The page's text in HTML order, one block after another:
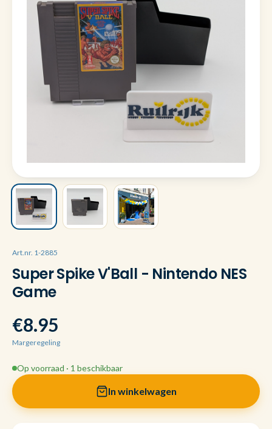
Art.nr. 1-2885
Super Spike V'Ball - Nintendo NES
Game
€8.95
Margeregeling
Op voorraad · 1 beschikbaar
In winkelwagen